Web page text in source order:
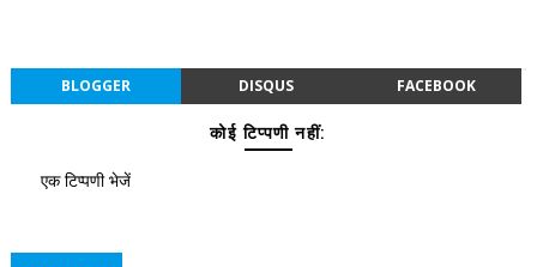
BLOGGER DISQUS FACEBOOK
कोई टिप्पणी नहीं:
एक टिप्पणी भेजें